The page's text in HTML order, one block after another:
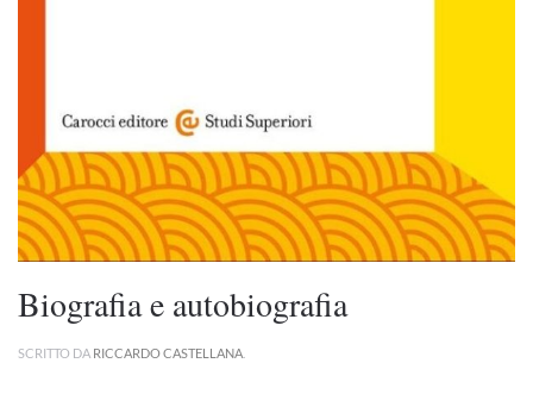
Biografia e autobiografia
SCRITTO DA RICCARDO CASTELLANA